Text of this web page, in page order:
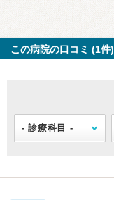
この病院の口コミ (1件)